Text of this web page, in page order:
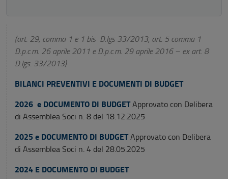
(art. 29, comma 1 e 1 bis D.lgs 33/2013, art. 5 comma 1
D.p.c.m. 26 aprile 2011 e D.p.c.m. 29 aprile 2016 – ex art. 8
D.lgs. 33/2013)
BILANCI PREVENTIVI E DOCUMENTI DI BUDGET
2026 e DOCUMENTO DI BUDGETApprovato con Delibera
di Assemblea Soci n. 8 del 18.12.2025
2025 e DOCUMENTO DI BUDGETApprovato con Delibera
di Assemblea Soci n. 4 del 28.05.2025
2024 E DOCUMENTO DI BUDGET